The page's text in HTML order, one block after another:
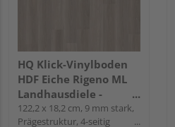
HQ Klick-Vinylboden
HDF Eiche Rigeno ML
Landhausdiele -
24mal3
122,2 x 18,2 cm, 9 mm stark,
Prägestruktur, 4-seitig